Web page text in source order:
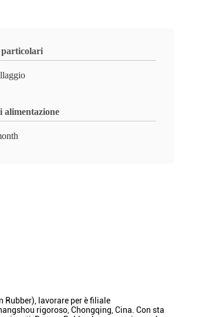
alimentazione
Rubber), lavorare per è filiale
rigoroso, Chongqing, Cina. Con sta